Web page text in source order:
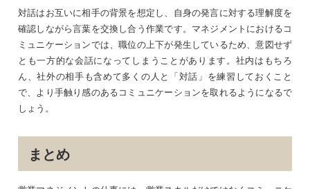
対話はお互いに相手の背景を想定し、自身の発言に対する理解度を
確認しながら言葉を交換し合う作業です。マネジメントにおけるコ
ミュニケーションでは、職位の上下が発生しているため、意図せず
とも一方的な会話になってしまうことがあります。社内はもちろ
ん、社外の相手も含めて多くの人と「対話」を練習しておくこと
で、より手触り感のあるコミュニケーションを取れるようになるで
しょう。
まとめ